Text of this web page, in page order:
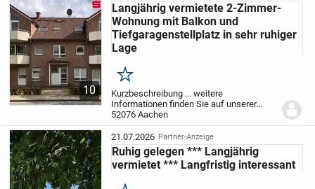
10
Langjährig vermietete 2-Zimmer-
Wohnung mit Balkon und
Tiefgaragenstellplatz in sehr ruhiger
Lage
Merken
Kurzbeschreibung ... weitere
Informationen finden Sie auf unserer
Webseite www.s-immo-aachen.de.
Objekt Diese gut geschnittene 2-Zimmer-
Eigentumswohnung befindet sich im 1.
Obergeschoss eines sehr...
52076 Aachen
21.07.2026 Partner-Anzeige
Ruhig gelegen *** Langjährig
vermietet *** Langfristig interessant